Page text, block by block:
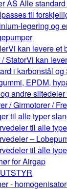
AS Alle
til
legering og
Vi kan levere et
StatorVi kan
i karbonstål
EPDM,
andre slitedeler
/ Girmotorer /
til alle typer
til alle
–
til alle
for Airgap
-